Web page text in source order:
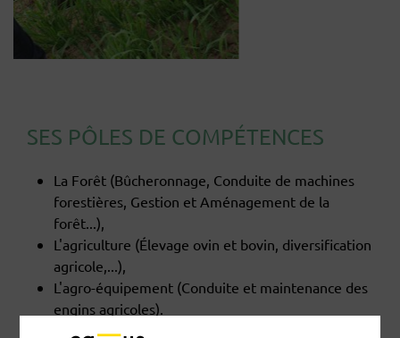
SES PÔLES DE COMPÉTENCES
La Forêt (Bûcheronnage, Conduite de machines
forestières, Gestion et Aménagement de la
forêt...),
L'agriculture (Élevage ovin et bovin, diversification
agricole,...),
L'agro-équipement (Conduite et maintenance des
engins agricoles).